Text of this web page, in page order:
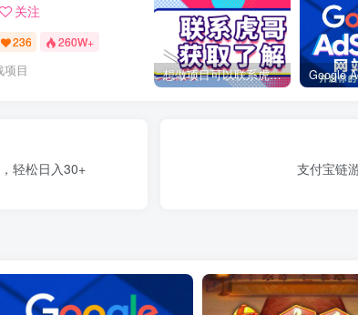
关注
236 260W+
项目 想做项目可以联系虎哥微信 虎哥一对一解答并且远程视频教学
轻松日入30+
支付宝链